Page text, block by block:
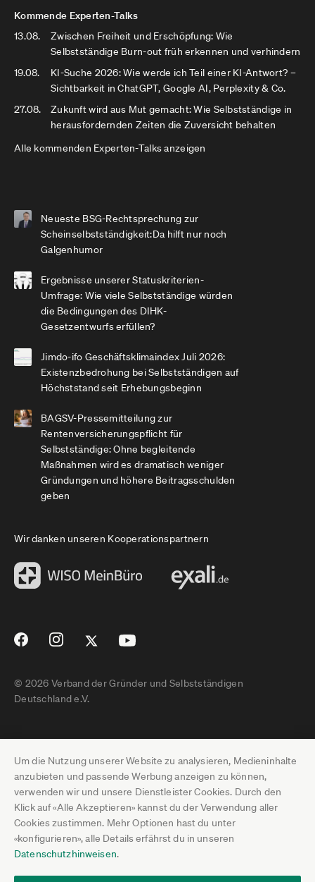
Um die Nutzung unserer Website zu analysieren, Medieninhalte
anzubieten und passende Werbung anzeigen zu können,
verwenden wir und unsere Dienstleister Cookies. Durch den
Klick auf «Alle Akzeptieren» kannst du der Verwendung aller
Cookies zustimmen. Mehr Optionen hast du unter
«konfigurieren», alle Details erfährst du in unseren
Datenschutzhinweisen.
Kommende Experten-Talks
13.08.
Zwischen Freiheit und Erschöpfung: Wie
Selbstständige Burn-out früh erkennen und verhindern
19.08.
KI-Suche 2026: Wie werde ich Teil einer KI-Antwort? –
Sichtbarkeit in ChatGPT, Google AI, Perplexity & Co.
27.08.
Zukunft wird aus Mut gemacht: Wie Selbstständige in
herausfordernden Zeiten die Zuversicht behalten
Alle kommenden Experten-Talks anzeigen
Neueste BSG-Rechtsprechung zur
Scheinselbstständigkeit:Da hilft nur noch
Galgenhumor
Ergebnisse unserer Statuskriterien-
Umfrage: Wie viele Selbstständige würden
die Bedingungen des DIHK-
Gesetzentwurfs erfüllen?
Jimdo-ifo Geschäftsklimaindex Juli 2026:
Existenzbedrohung bei Selbstständigen auf
Höchststand seit Erhebungsbeginn
BAGSV-Pressemitteilung zur
Rentenversicherungspflicht für
Selbstständige: Ohne begleitende
Maßnahmen wird es dramatisch weniger
Gründungen und höhere Beitragsschulden
geben
Wir danken unseren Kooperationspartnern
© 2026 Verband der Gründer und Selbstständigen
Deutschland e.V.
Impressum
Datenschutz
Pressebereich
Jobs